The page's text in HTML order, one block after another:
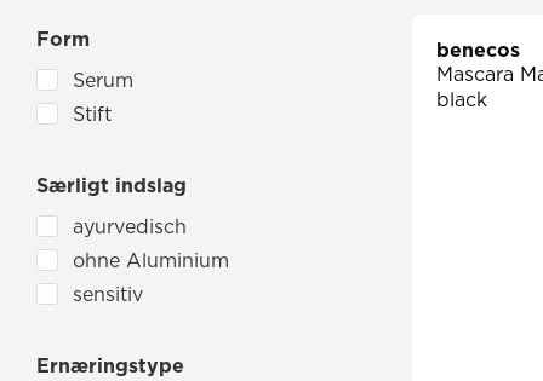
ohne Hefe
ohne Koriander
ohne Krebstiere
ohne Kreuzkümmel
ohne Kümmel
ohne Lupinen
Form
Serum
Stift
Særligt indslag
ayurvedisch
ohne Aluminium
sensitiv
Ernæringstype
benecos
Mascara
black